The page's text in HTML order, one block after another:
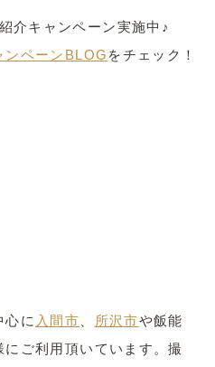
介キャンペーン実施中♪
ンペーンBLOG をチェック！
心に 入間市 所沢市や飯能
にご利用頂いています。撮